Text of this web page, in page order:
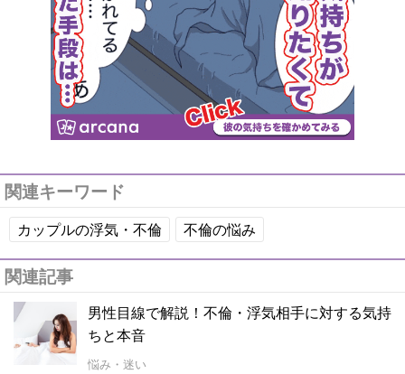
関連キーワード
カップルの浮気・不倫 不倫の悩み
関連記事
男性目線で解説！不倫・浮気相手に対する気持
ちと本音
悩み・迷い